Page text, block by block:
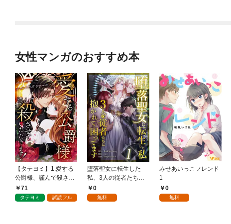
女性マンガのおすすめ本
【タテヨミ】1.愛する
公爵様、謹んで殺させ
ていただきます！
71
タテヨミ 試読フル
堕落聖女に転生した
私、3人の従者たちに
抱かれて困ってます 第
1話
0
無料
みせあいっこフレンド
1
0
無料